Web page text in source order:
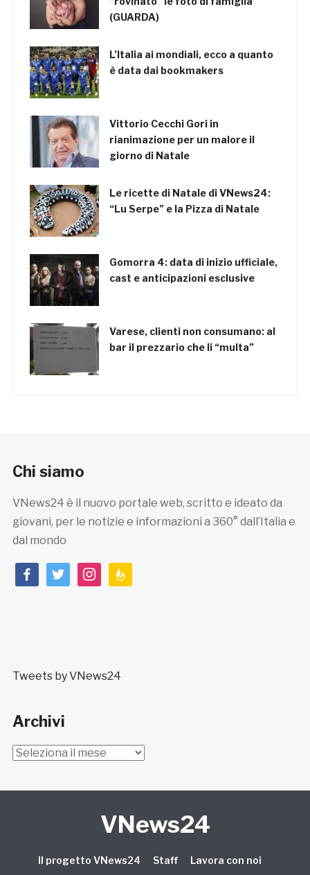
(GUARDA)
L’Italia ai mondiali, ecco a quanto
è data dai bookmakers
Vittorio Cecchi Gori in
rianimazione per un malore il
giorno di Natale
Le ricette di Natale di VNews24:
“Lu Serpe” e la Pizza di Natale
Gomorra 4: data di inizio ufficiale,
cast e anticipazioni esclusive
Varese, clienti non consumano: al
bar il prezzario che li “multa”
Chi siamo
VNews24 è il nuovo portale web, scritto e ideato da
giovani, per le notizie e informazioni a 360° dall’Italia e
dal mondo
facebooktwitterinstagramfeedburner
Tweets by VNews24
Archivi
Archivi
VNews24
Il progetto VNews24 Staff
Lavora con noi